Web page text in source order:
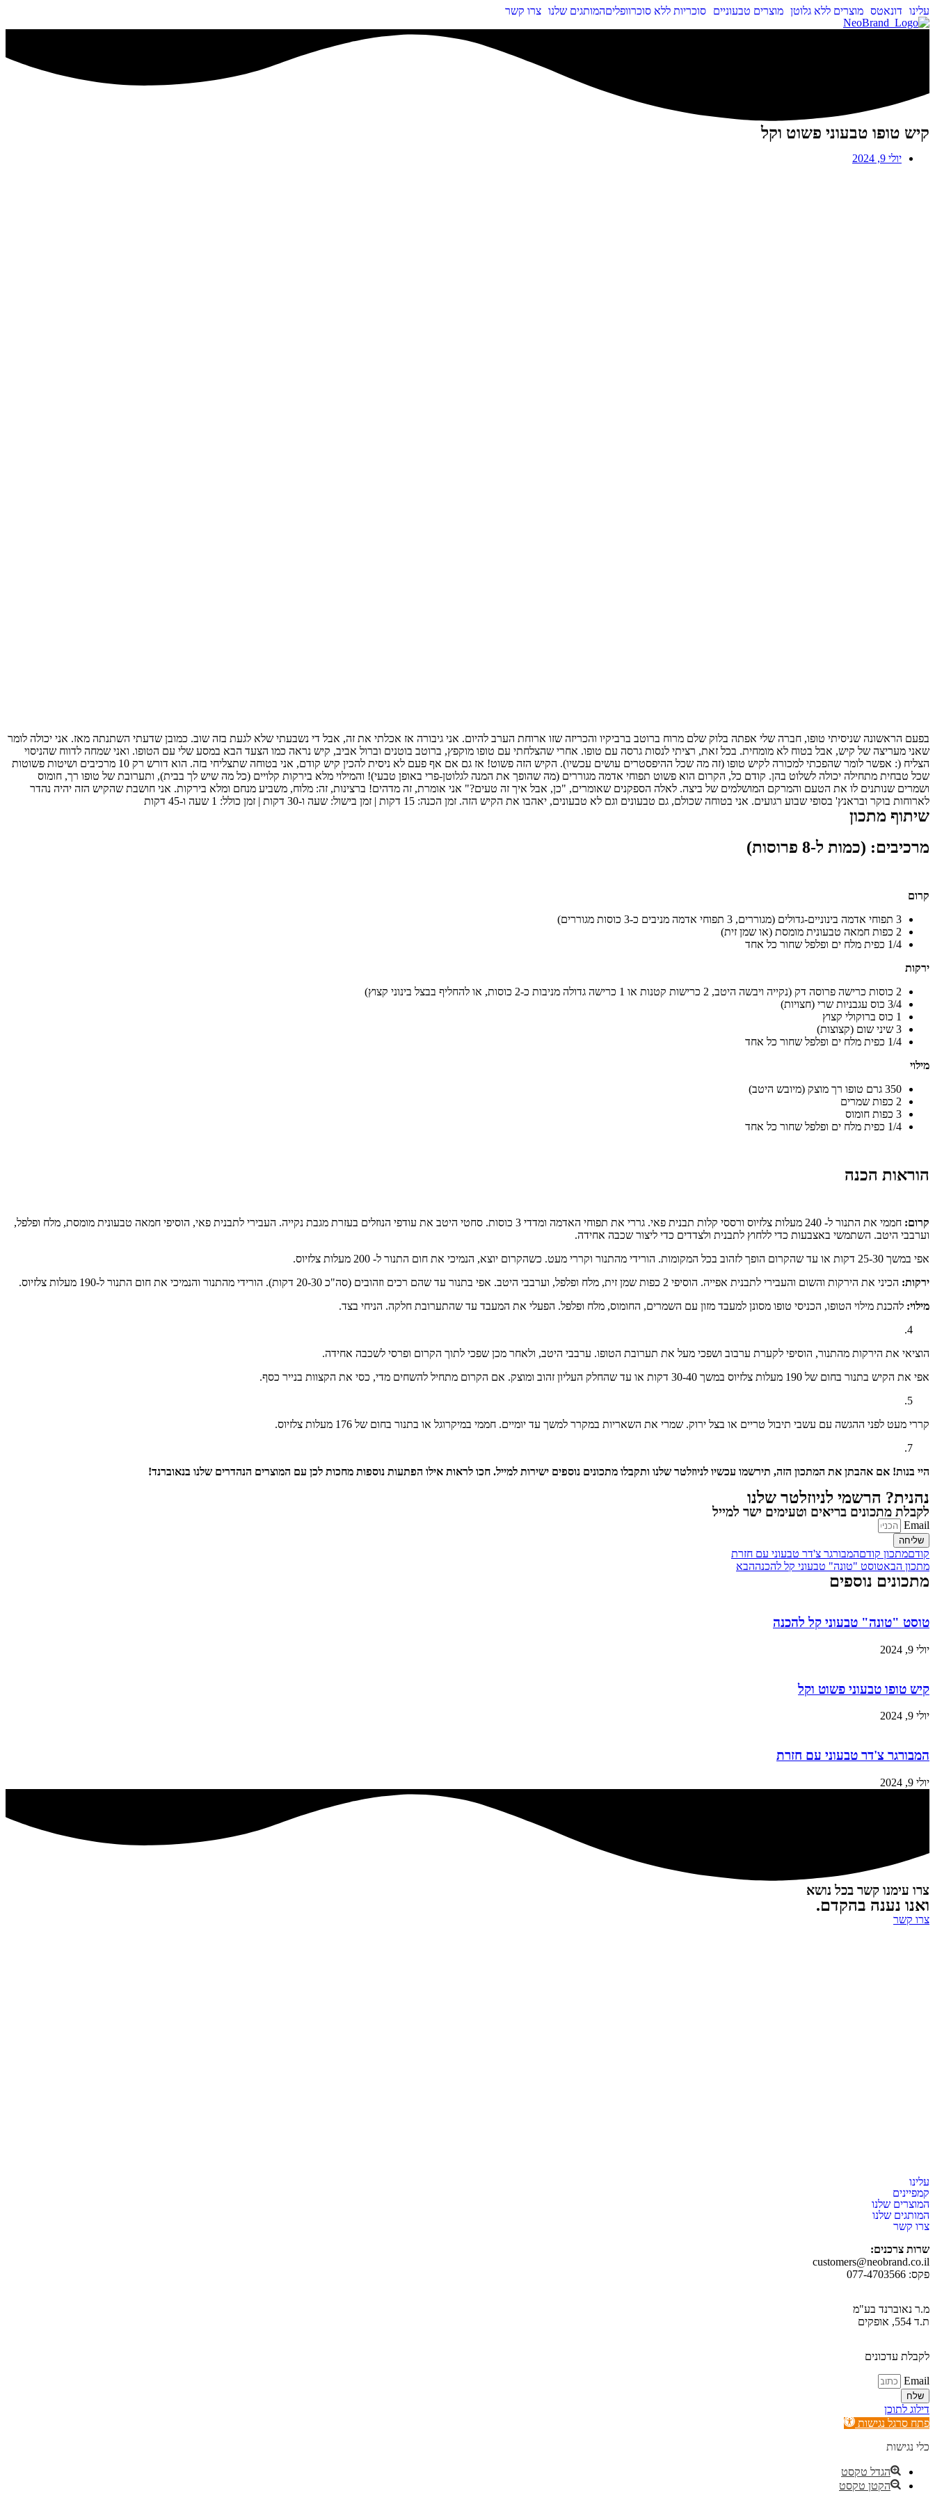
עלינו דונאטס מוצרים ללא גלוטן מוצרים טבעוניים סוכריות ללא סוכרוופליםהמותגים שלנו צרו קשר
קיש טופו טבעוני פשוט וקל
יולי 9, 2024
בפעם הראשונה שניסיתי טופו, חברה שלי אפתה בלוק שלם מרוח ברוטב ברביקיו והכריזה שזו ארוחת הערב להיום. אני גיבורה אז אכלתי את זה, אבל די נשבעתי שלא לגעת בזה שוב. כמובן שדעתי השתנתה מאז. אני יכולה לומר
שאני מעריצה של קיש, אבל בטוח לא מומחית. בכל זאת, רציתי לנסות גרסה עם טופו. אחרי שהצלחתי עם טופו מוקפץ, ברוטב בוטנים וברול אביב, קיש נראה כמו הצעד הבא במסע שלי עם הטופו. ואני שמחה לדווח שהניסוי
הצליח (: אפשר לומר שהפכתי למכורה לקיש טופו (זה מה שכל ההיפסטרים עושים עכשיו). הקיש הזה פשוט! אז גם אם אף פעם לא ניסית להכין קיש קודם, אני בטוחה שתצליחי בזה. הוא דורש רק 10 מרכיבים ושיטות פשוטות
שכל טבחית מתחילה יכולה לשלוט בהן. קודם כל, הקרום הוא פשוט תפוחי אדמה מגוררים (מה שהופך את המנה לגלוטן-פרי באופן טבעי)! והמילוי מלא בירקות קלויים (כל מה שיש לך בבית), ותערובת של טופו רך, חומוס
ושמרים שנותנים לו את הטעם והמרקם המושלמים של ביצה. לאלה הספקנים שאומרים, "כן, אבל איך זה טעים?" אני אומרת, זה מדהים! ברצינות, זה: מלוח, משביע מנחם ומלא בירקות. אני חושבת שהקיש הזה יהיה נהדר
לארוחות בוקר ובראנץ' בסופי שבוע רגועים. אני בטוחה שכולם, גם טבעונים וגם לא טבעונים, יאהבו את הקיש הזה. זמן הכנה: 15 דקות | זמן בישול: שעה ו-30 דקות | זמן כולל: 1 שעה ו-45 דקות
שיתוף מתכון
מרכיבים: (כמות ל-8 פרוסות)
קרום
3 תפוחי אדמה בינוניים-גדולים (מגוררים, 3 תפוחי אדמה מניבים כ-3 כוסות מגוררים)
2 כפות חמאה טבעונית מומסת (או שמן זית)
1/4 כפית מלח ים ופלפל שחור כל אחד
ירקות
2 כוסות כרישה פרוסה דק (נקייה ויבשה היטב, 2 כרישות קטנות או 1 כרישה גדולה מניבות כ-2 כוסות, או להחליף בבצל בינוני קצוץ)
3/4 כוס עגבניות שרי (חצויות)
1 כוס ברוקולי קצוץ
3 שיני שום (קצוצות)
1/4 כפית מלח ים ופלפל שחור כל אחד
מילוי
350 גרם טופו רך מוצק (מיובש היטב)
2 כפות שמרים
3 כפות חומוס
1/4 כפית מלח ים ופלפל שחור כל אחד
הוראות הכנה
קרום:
חממי את התנור ל- 240 מעלות צלזיוס ורססי קלות תבנית פאי. גררי את תפוחי האדמה ומדדי 3 כוסות. סחטי היטב את עודפי הנוזלים בעזרת מגבת נקייה. העבירי לתבנית פאי, הוסיפי חמאה טבעונית מומסת, מלח ופלפל,
וערבבי היטב. השתמשי באצבעות כדי ללחוץ לתבנית ולצדדים כדי ליצור שכבה אחידה.
אפי במשך 25-30 דקות או עד שהקרום הופך לזהוב בכל המקומות. הורידי מהתנור וקררי מעט. כשהקרום יוצא, הנמיכי את חום התנור ל- 200 מעלות צלזיוס.
ירקות: הכיני את הירקות והשום והעבירי לתבנית אפייה. הוסיפי 2 כפות שמן זית, מלח ופלפל, וערבבי היטב. אפי בתנור עד שהם רכים וזהובים (סה"כ 20-30 דקות). הורידי מהתנור והנמיכי את חום התנור ל-190 מעלות צלזיוס.
מילוי: להכנת מילוי הטופו, הכניסי טופו מסונן למעבד מזון עם השמרים, החומוס, מלח ופלפל. הפעלי את המעבד עד שהתערובת חלקה. הניחי בצד.
הוציאי את הירקות מהתנור, הוסיפי לקערת ערבוב ושפכי מעל את תערובת הטופו. ערבבי היטב, ולאחר מכן שפכי לתוך הקרום ופרסי לשכבה אחידה.
אפי את הקיש בתנור בחום של 190 מעלות צלזיוס במשך 30-40 דקות או עד שהחלק העליון זהוב ומוצק. אם הקרום מתחיל להשחים מדי, כסי את הקצוות בנייר כסף.
קררי מעט לפני ההגשה עם עשבי תיבול טריים או בצל ירוק. שמרי את השאריות במקרר למשך עד יומיים. חממי במיקרוגל או בתנור בחום של 176 מעלות צלזיוס.
היי בנות! אם אהבתן את המתכון הזה, תירשמו עכשיו לניוזלטר שלנו ותקבלו מתכונים נוספים ישירות למייל. חכו לראות אילו הפתעות נוספות מחכות לכן עם המוצרים הנהדרים שלנו בנאוברנד!
נהנית? הרשמי לניוזלטר שלנו
לקבלת מתכונים בריאים וטעימים ישר למייל
Email
שליחה
קודםמתכון קודםהמבורגר צ'דר טבעוני עם חזרת
מתכון הבאטוסט "טונה" טבעוני קל להכנההבא
מתכונים נוספים
טוסט "טונה" טבעוני קל להכנה
יולי 9, 2024
קיש טופו טבעוני פשוט וקל
יולי 9, 2024
המבורגר צ'דר טבעוני עם חזרת
יולי 9, 2024
צרו עימנו קשר בכל נושא
ואנו נענה בהקדם.
צרו קשר
עלינו
קמפיינים
המוצרים שלנו
המותגים שלנו
צרו קשר
שרות צרכנים:
customers@neobrand.co.il
פקס: 077-4703566
מ.ר נאוברנד בע"מ
ת.ד 554, אופקים
לקבלת עדכונים
Email
שלח
דילוג לתוכן
פתח סרגל נגישות
כלי נגישות
הגדל טקסט
הקטן טקסט